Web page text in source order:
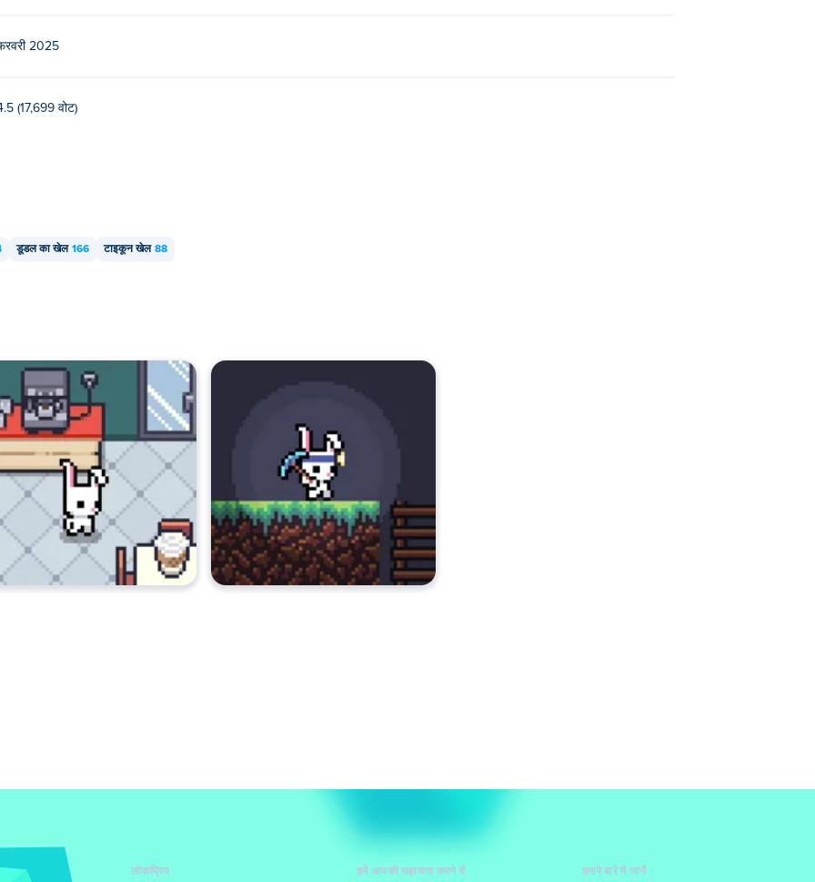
2025
(17,699 वोट)
डूडल का खेल 166 टाइकून खेल 88
लोकप्रिय हमें आपकी सहायता करने दें हमारे बारे में जानें